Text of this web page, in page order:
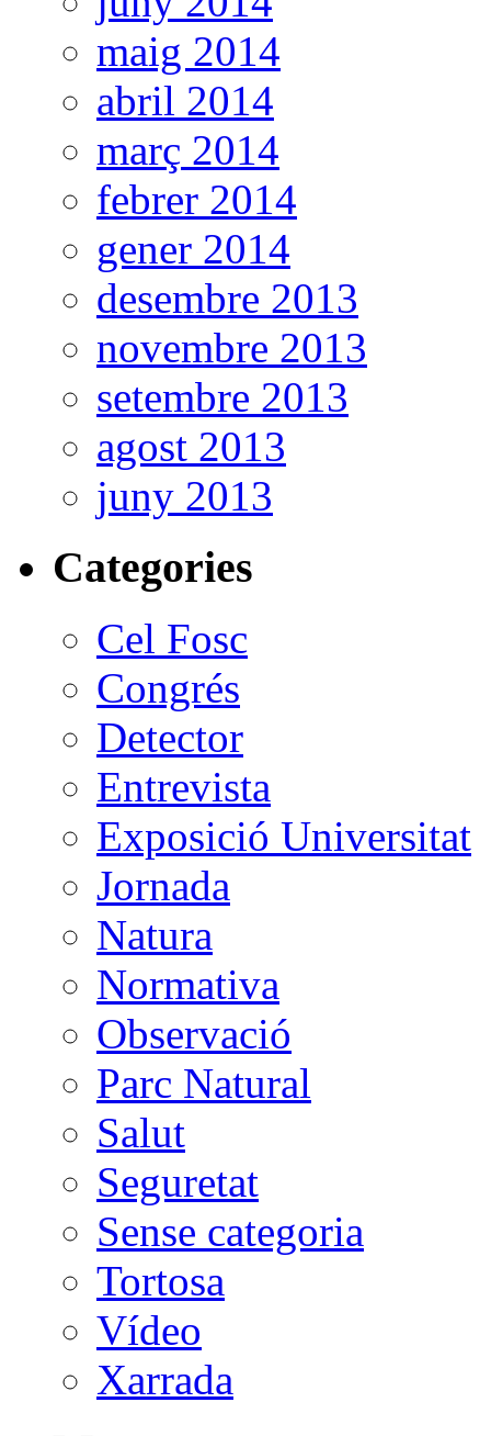
maig 2014
abril 2014
març 2014
febrer 2014
gener 2014
desembre 2013
novembre 2013
setembre 2013
agost 2013
juny 2013
Categories
Cel Fosc
Congrés
Detector
Entrevista
Exposició Universitat
Jornada
Natura
Normativa
Observació
Parc Natural
Salut
Seguretat
Sense categoria
Tortosa
Vídeo
Xarrada